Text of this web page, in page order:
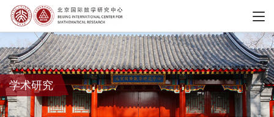
学术研究